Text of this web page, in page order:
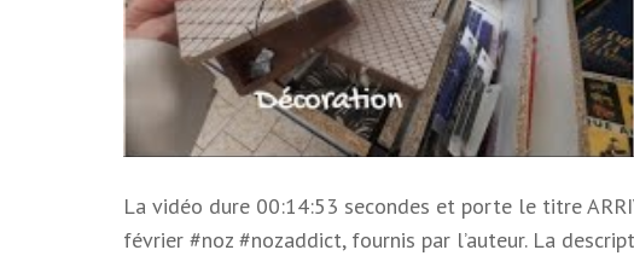
La vidéo dure 00:14:53 secondes et porte le titre
février #noz #nozaddict, fournis par l’auteur. La